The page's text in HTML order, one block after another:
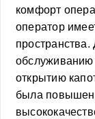
комфорт
оператор
пространства.
обслуживанию
открытию
была